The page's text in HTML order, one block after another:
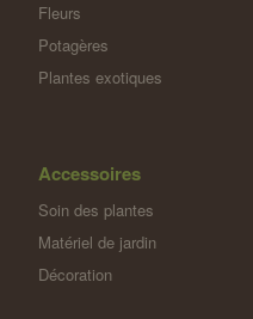
Fleurs
Potagères
Plantes exotiques
Accessoires
Soin des plantes
Matériel de jardin
Décoration